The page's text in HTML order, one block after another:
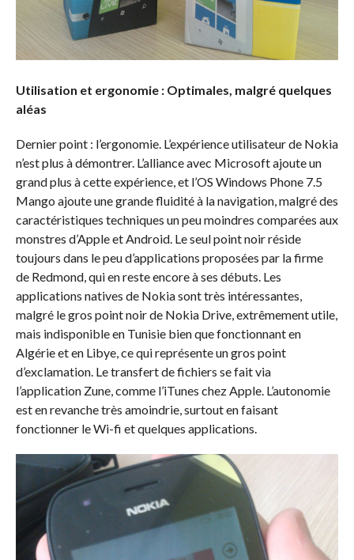
Utilisation et ergonomie : Optimales, malgré quelques
aléas
Dernier point : l’ergonomie. L’expérience utilisateur de Nokia
n’est plus à démontrer. L’alliance avec Microsoft ajoute un
grand plus à cette expérience, et l’OS Windows Phone 7.5
Mango ajoute une grande fluidité à la navigation, malgré des
caractéristiques techniques un peu moindres comparées aux
monstres d’Apple et Android. Le seul point noir réside
toujours dans le peu d’applications proposées par la firme
de Redmond, qui en reste encore à ses débuts. Les
applications natives de Nokia sont très intéressantes,
malgré le gros point noir de Nokia Drive, extrêmement utile,
mais indisponible en Tunisie bien que fonctionnant en
Algérie et en Libye, ce qui représente un gros point
d’exclamation. Le transfert de fichiers se fait via
l’application Zune, comme l’iTunes chez Apple. L’autonomie
est en revanche très amoindrie, surtout en faisant
fonctionner le Wi-fi et quelques applications.